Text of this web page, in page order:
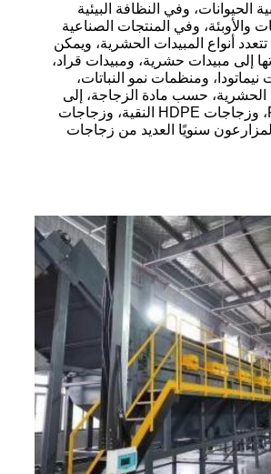
الحيوانات، وفي النظافة البيئية
والأوبئة، وفي المنتجات الصناعية
أنواع المبيدات الحشرية، ويمكن
إلى مبيدات حشرية، ومبيدات قراد،
ومنظمات نمو النباتات،
الحشرية، حسب مادة الزجاجة، إلى
ثلاث فئات: زجاجات PET، وزجاجات HDPE النقية، وزجاجات
سنويًا العديد من زجاجات